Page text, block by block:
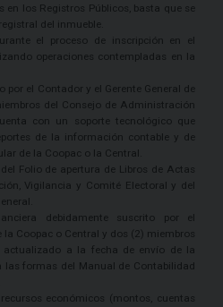
los Registros Públicos, basta que se
del inmueble.
el proceso de inscripción en el
operaciones contempladas en la
el Contador y el Gerente General de
del Consejo de Administración
con un soporte tecnológico que
de la información contable y de
de la Coopac o la Central.
Folio de apertura de Libros de Actas
Vigilancia y Comité Electoral y del
debidamente suscrito por el
la Coopac o Central y dos (2) miembros
actualizado a la fecha de envío de la
formas del Manual de Contabilidad
económicos (montos, cuentas